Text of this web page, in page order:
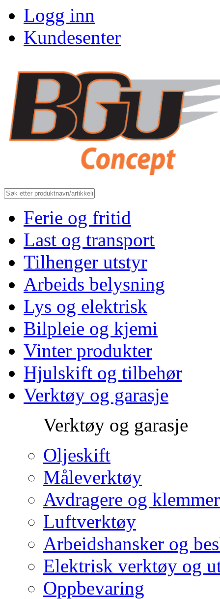
Logg inn
Kundesenter
Ferie og fritid
Last og transport
Tilhenger utstyr
Arbeids belysning
Lys og elektrisk
Bilpleie og kjemi
Vinter produkter
Hjulskift og tilbehør
Verktøy og garasje
Verktøy og garasje
Oljeskift
Måleverktøy
Avdragere og klemmer
Luftverktøy
Arbeidshansker og
Elektrisk verktøy og
Oppbevaring